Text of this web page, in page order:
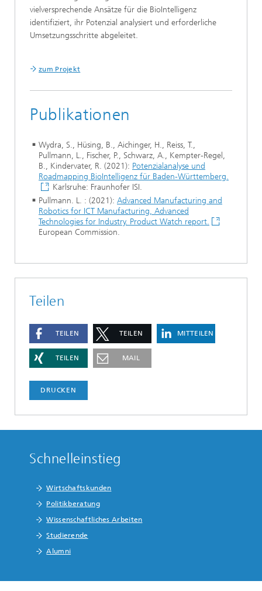
vielversprechende Ansätze für die BioIntelligenz
identifiziert, ihr Potenzial analysiert und erforderliche
Umsetzungsschritte abgeleitet.
zum Projekt
Publikationen
Wydra, S., Hüsing, B., Aichinger, H., Reiss, T.,
Pullmann, L., Fischer, P., Schwarz, A., Kempter-Regel,
B., Kindervater, R. (2021): Potenzialanalyse und
Roadmapping BioIntelligenz für Baden-Württemberg.
Karlsruhe: Fraunhofer ISI.
Pullmann. L. : (2021): Advanced Manufacturing and
Robotics for ICT Manufacturing, Advanced
Technologies for Industry. Product Watch report.
European Commission.
Teilen
TEILEN TEILEN MITTEILEN
TEILEN MAIL
DRUCKEN
Schnelleinstieg
Wirtschaftskunden
Politikberatung
Wissenschaftliches Arbeiten
Studierende
Alumni